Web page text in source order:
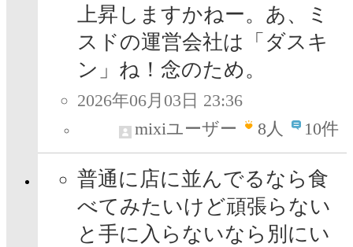
上昇しますかねー。あ、ミ
スドの運営会社は「ダスキ
ン」ね！念のため。
2026年06月03日 23:36
mixiユーザー
8人 10件
普通に店に並んでるなら食
べてみたいけど頑張らない
と手に入らないなら別にい